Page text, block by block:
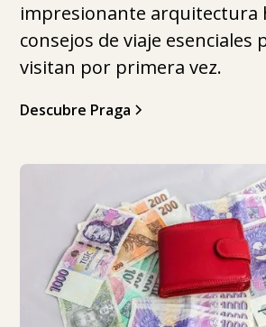
impresionante arquitectura
consejos de viaje esenciales
visitan por primera vez.
Descubre Praga